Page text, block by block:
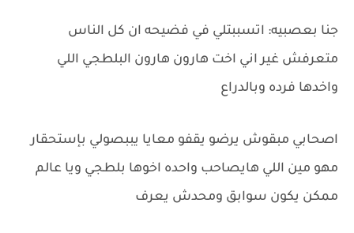
جنا بعصبيه: اتسببتلي في فضيحه ان كل الناس
متعرفش غير اني اخت هارون هارون البلطجي اللي
واخدها فرده وبالدراع
اصحابي مبقوش يرضو يقفو معايا يببصولي بإستحقار
مهو مين اللي هايصاحب واحده اخوها بلطجي ويا عالم
ممكن يكون سوابق ومحدش يعرف